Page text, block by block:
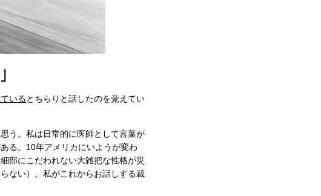
いるとちらりと話したのを覚えてい
う。私は日常的に医師として言葉が
る。10年アメリカにいようが変わ
部にこだわれない大雑把な性格が災
ない）。私がこれからお話しする裁